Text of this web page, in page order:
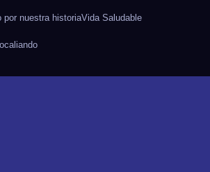
por nuestra historiaVida Saludable